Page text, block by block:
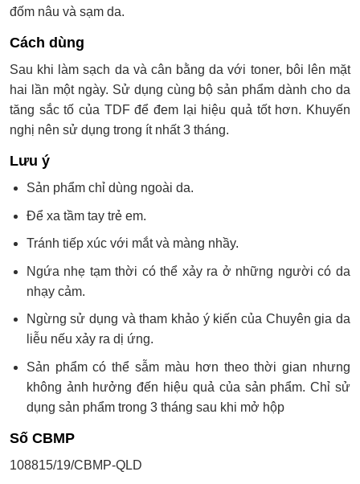
đốm nâu và sạm da.
Cách dùng
Sau khi làm sạch da và cân bằng da với toner, bôi lên mặt
hai lần một ngày. Sử dụng cùng bộ sản phẩm dành cho da
tăng sắc tố của TDF để đem lại hiệu quả tốt hơn. Khuyến
nghị nên sử dụng trong ít nhất 3 tháng.
Lưu ý
Sản phẩm chỉ dùng ngoài da.
Để xa tầm tay trẻ em.
Tránh tiếp xúc với mắt và màng nhầy.
Ngứa nhẹ tạm thời có thể xảy ra ở những người có da
nhạy cảm.
Ngừng sử dụng và tham khảo ý kiến của Chuyên gia da
liễu nếu xảy ra dị ứng.
Sản phẩm có thể sẫm màu hơn theo thời gian nhưng
không ảnh hưởng đến hiệu quả của sản phẩm. Chỉ sử
dụng sản phẩm trong 3 tháng sau khi mở hộp
Số CBMP
108815/19/CBMP-QLD